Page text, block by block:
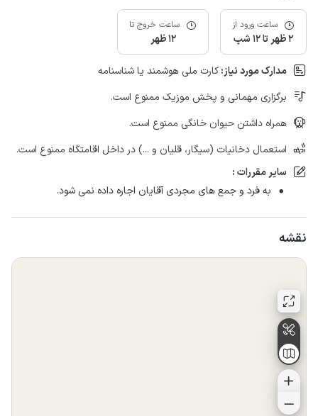
ساعت ورود از
2 ظهر تا 12 شب
ساعت خروج تا
12 ظهر
مدارک مورد نیاز:کارت ملی هوشمند یا شناسنامه
برگزاری مهمانی و پخش موزیک ممنوع است.
همراه داشتن حیوان خانگی ممنوع است.
استعمال دخانیات (سیگار، قلیان و ...) در داخل اقامتگاه ممنوع است.
سایر مقررات :
به فرد و جمع های مجردی آقایان اجاره داده نمی شود.
نقشه